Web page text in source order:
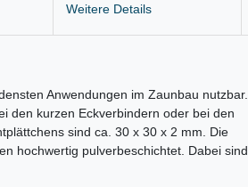
Weitere Details
Anwendungen im Zaunbau nutzbar.
den kurzen Eckverbindern oder bei den
sind ca. 30 x 30 x 2 mm. Die
hochwertig pulverbeschichtet. Dabei sind